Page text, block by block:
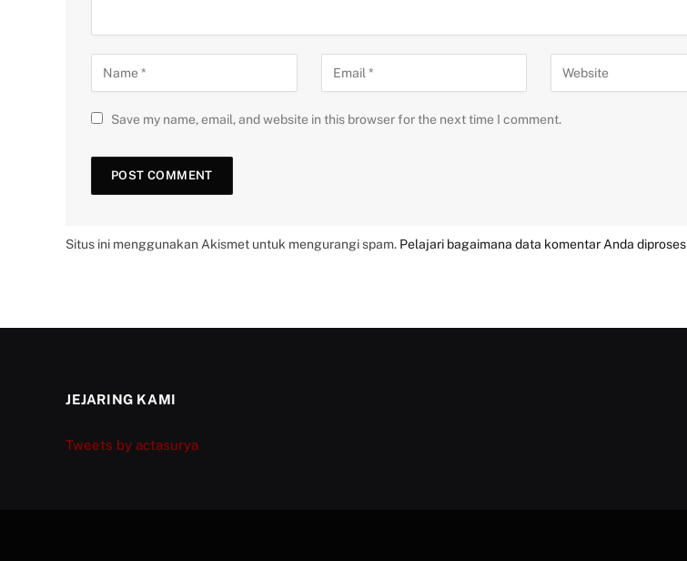
Save my name, email, and website in this browser for the next time I comment.
Situs ini menggunakan Akismet untuk mengurangi spam. Pelajari bagaimana data komentar Anda diproses
JEJARING KAMI
Tweets by actasurya